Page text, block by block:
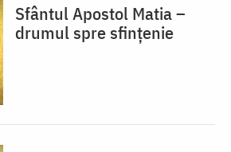
Sfântul Apostol Matia –
drumul spre sfințenie